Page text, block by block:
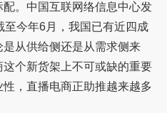
。中国互联网络信息中心发
今年6月，我国已有近四成
从供给侧还是从需求侧来
个新货架上不可或缺的重要
，直播电商正助推越来越多